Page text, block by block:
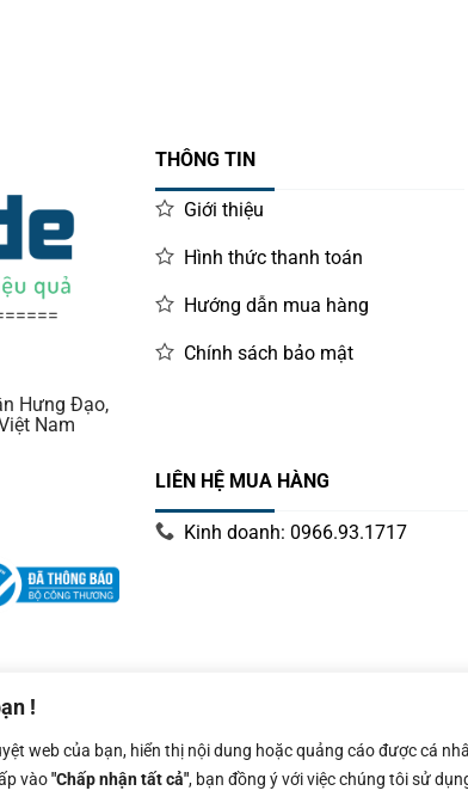
!
web của bạn, hiển thị nội dung hoặc quảng cáo được cá
vào"Chấp nhận tất cả", bạn đồng ý với việc chúng tôi sử
Hưng Đạo,
Nam
THÔNG TIN
Giới thiệu
Hình thức thanh toán
Hướng dẫn mua hàng
Chính sách bảo mật
LIÊN HỆ MUA HÀNG
Kinh doanh: 0966.93.1717
cấp ngày 14/06/2019 bởi Sở Kế Hoạch và Đầu Tư Tp.